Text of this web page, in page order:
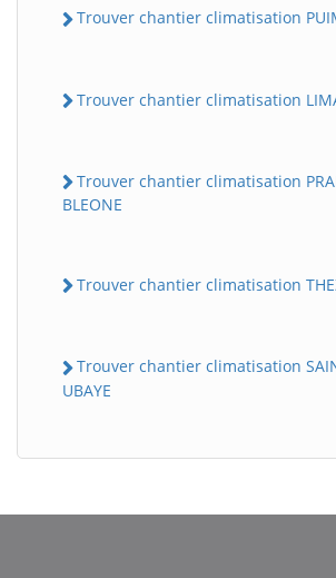
Trouver chantier climatisation
Trouver chantier climatisation
Trouver chantier climatisation
BLEONE
Trouver chantier climatisation
Trouver chantier climatisation
UBAYE
BatiWebPro